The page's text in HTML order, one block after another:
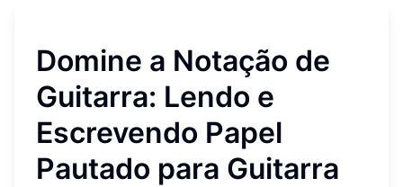
Domine a Notação de
Guitarra: Lendo e
Escrevendo Papel
Pautado para Guitarra